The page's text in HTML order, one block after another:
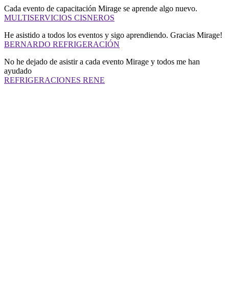
Cada evento de capacitación Mirage se aprende algo nuevo.
MULTISERVICIOS CISNEROS
He asistido a todos los eventos y sigo aprendiendo. Gracias Mirage!
BERNARDO REFRIGERACIÓN
No he dejado de asistir a cada evento Mirage y todos me han
ayudado
REFRIGERACIONES RENE